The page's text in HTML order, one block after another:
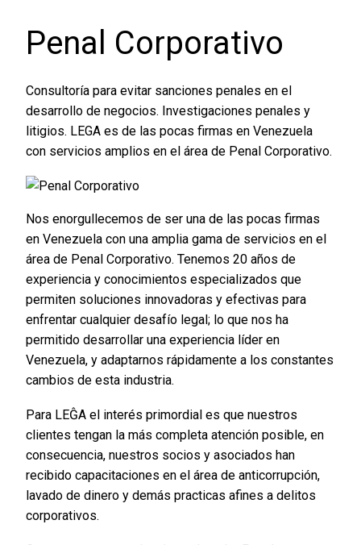
Penal Corporativo
Consultoría para evitar sanciones penales en el
desarrollo de negocios. Investigaciones penales y
litigios. LEGA es de las pocas firmas en Venezuela
con servicios amplios en el área de Penal Corporativo.
Nos enorgullecemos de ser una de las pocas firmas
en Venezuela con una amplia gama de servicios en el
área de Penal Corporativo. Tenemos 20 años de
experiencia y conocimientos especializados que
permiten soluciones innovadoras y efectivas para
enfrentar cualquier desafío legal; lo que nos ha
permitido desarrollar una experiencia líder en
Venezuela, y adaptarnos rápidamente a los constantes
cambios de esta industria.
Para LEĜA el interés primordial es que nuestros
clientes tengan la más completa atención posible, en
consecuencia, nuestros socios y asociados han
recibido capacitaciones en el área de anticorrupción,
lavado de dinero y demás practicas afines a delitos
corporativos.